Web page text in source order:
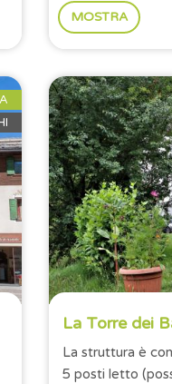
MOSTRA
La Torre dei
La struttura è
5 posti letto